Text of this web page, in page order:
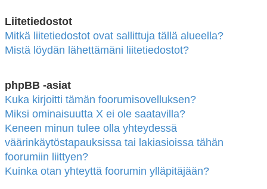
Liitetiedostot
Mitkä liitetiedostot ovat sallittuja tällä alueella?
Mistä löydän lähettämäni liitetiedostot?
phpBB -asiat
Kuka kirjoitti tämän foorumisovelluksen?
Miksi ominaisuutta X ei ole saatavilla?
Keneen minun tulee olla yhteydessä
väärinkäytöstapauksissa tai lakiasioissa tähän
foorumiin liittyen?
Kuinka otan yhteyttä foorumin ylläpitäjään?